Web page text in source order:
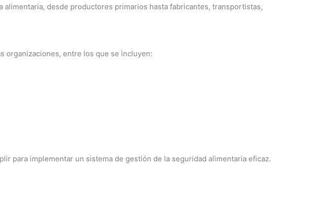
alimentaria, desde productores primarios hasta fabricantes, transportistas,
organizaciones, entre los que se incluyen:
para implementar un sistema de gestión de la seguridad alimentaria eficaz.